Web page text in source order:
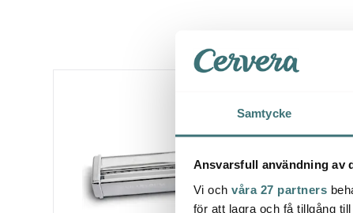
Samtycke
Ansvarsfull användning av
Vi och våra 27 partners
för att lagra och få tillgång